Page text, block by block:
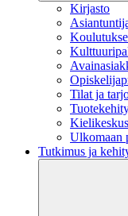
Kirjasto
Tilat ja
Kielikeskus
Ulkomaan
Tutkimus ja